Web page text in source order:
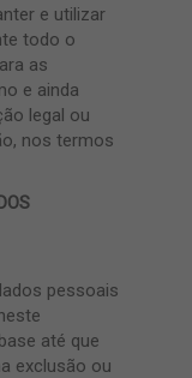
e utilizar
todo o
as
e ainda
legal ou
nos termos
pessoais
até que
exclusão ou